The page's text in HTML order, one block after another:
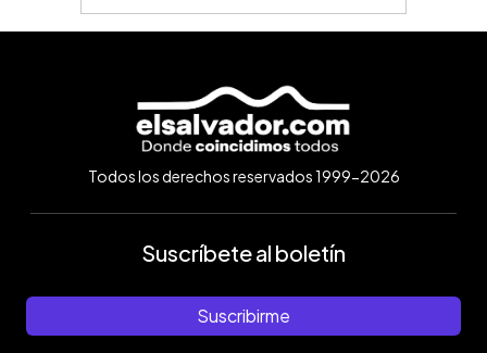
Todos los derechos reservados 1999-2026
Suscríbete al boletín
Suscribirme